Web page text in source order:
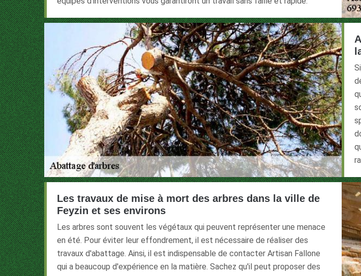
Les travaux de mise à mort des arbres dans la ville de
Feyzin et ses environs
Les arbres sont souvent les végétaux qui peuvent représenter une menace
en été. Pour éviter leur effondrement, il est nécessaire de réaliser des
travaux d'abattage. Ainsi, il est indispensable de contacter Artisan Fallone
qui a beaucoup d'expérience en la matière. Sachez qu'il peut proposer des